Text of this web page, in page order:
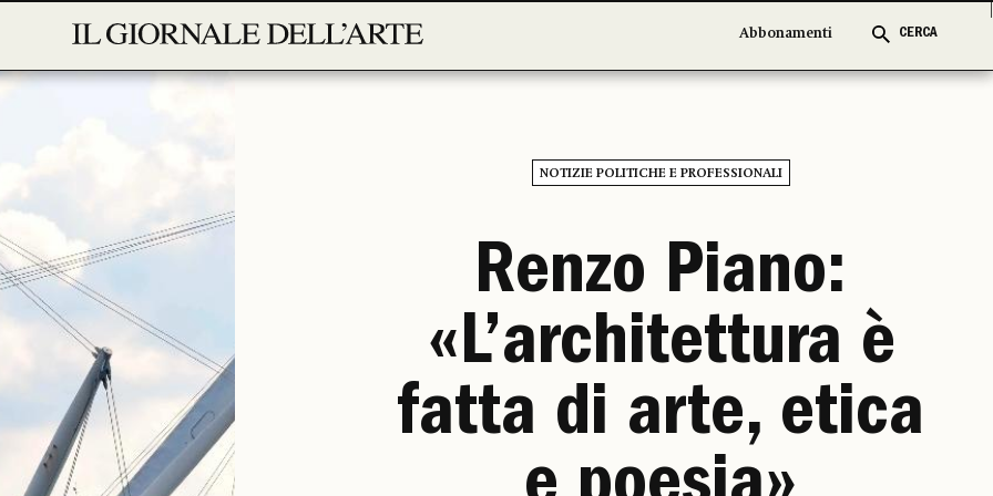
Abbonamenti CERCA
Abbonamenti CERCA
NOTIZIE POLITICHE E PROFESSIONALI
Renzo Piano:
«L’architettura è
fatta di arte, etica